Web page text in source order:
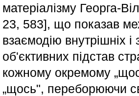
матеріалізму Георга-
23, 583], що показав
взаємодію внутрішніх
об'єктивних підстав
кожному окремому
„щось", переборюючи